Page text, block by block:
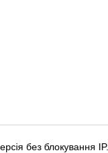
без блокування IP.